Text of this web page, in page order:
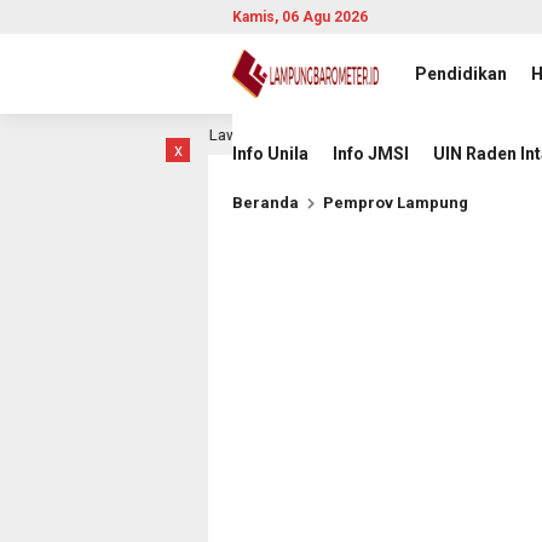
Kamis, 06 Agu 2026
Pendidikan
Info Unila Info JMSI UIN Raden
x
Laga Hidup Mati Lawan Singapura
Beranda Pemprov Lampung